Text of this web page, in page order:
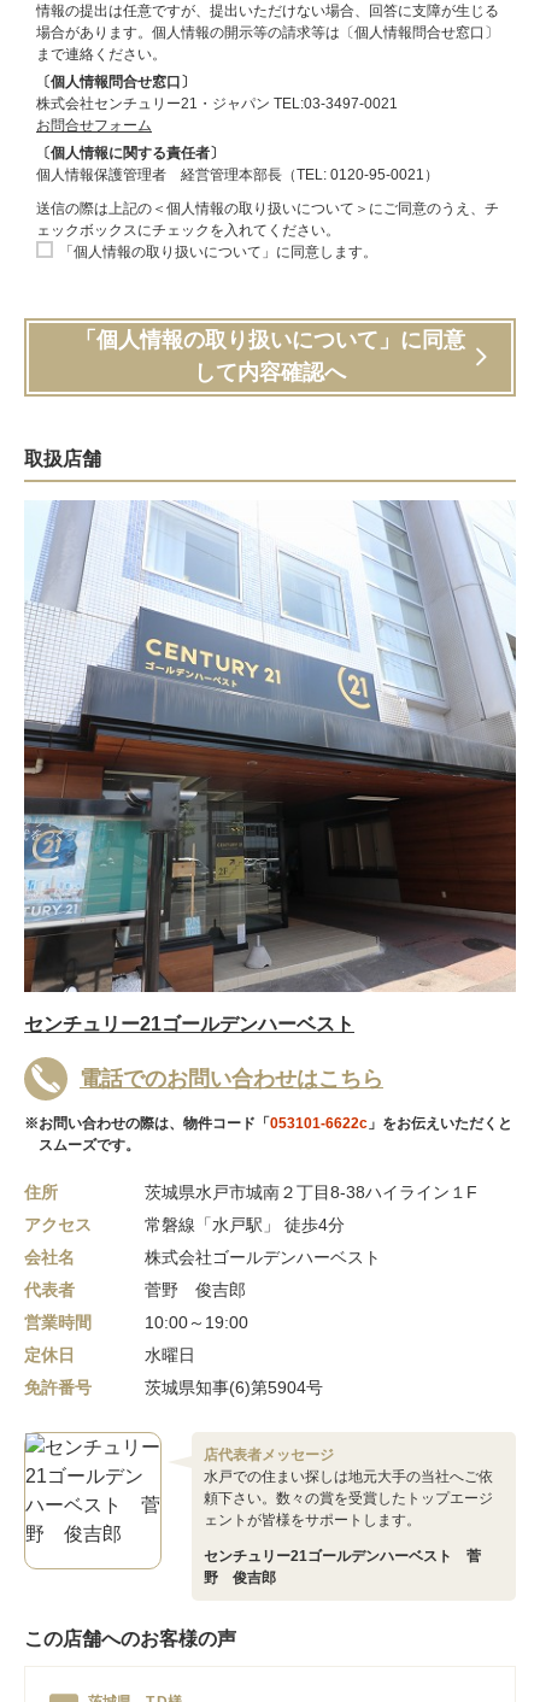
情報の提出は任意ですが、提出いただけない場合、回答に支障が生じる
場合があります。個人情報の開示等の請求等は〔個人情報問合せ窓口〕
まで連絡ください。
〔個人情報問合せ窓口〕
株式会社センチュリー21・ジャパン TEL:03-3497-0021
お問合せフォーム
〔個人情報に関する責任者〕
個人情報保護管理者 経営管理本部長（TEL: 0120-95-0021）
送信の際は上記の＜個人情報の取り扱いについて＞にご同意のうえ、チ
ェックボックスにチェックを入れてください。
「個人情報の取り扱いについて」に同意します。
「個人情報の取り扱いについて」に同意
して内容確認へ
取扱店舗
センチュリー21ゴールデンハーベスト
電話でのお問い合わせはこちら
※お問い合わせの際は、物件コード「053101-6622c 」をお伝えいただくと
スムーズです。
住所
茨城県水戸市城南２丁目8-38ハイライン１F
アクセス
常磐線「水戸駅」 徒歩4分
会社名
株式会社ゴールデンハーベスト
代表者
菅野 俊吉郎
営業時間
10:00～19:00
定休日
水曜日
免許番号
茨城県知事(6)第5904号
店代表者メッセージ
水戸での住まい探しは地元大手の当社へご依
頼下さい。数々の賞を受賞したトップエージ
ェントが皆様をサポートします。
センチュリー21ゴールデンハーベスト 菅
野 俊吉郎
この店舗へのお客様の声